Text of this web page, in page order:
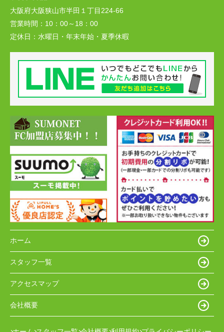
大阪府大阪狭山市半田１丁目224-66
営業時間： 10：00～18：00
定休日： 水曜日・年末年始・夏季休暇
ホーム
スタッフ一覧
アクセスマップ
会社概要